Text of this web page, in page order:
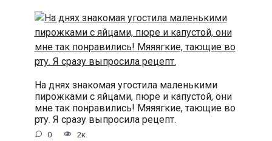
На днях знакомая угостила маленькими
пирожками с яйцами, пюре и капустой, они
мне так понравились! Мяяягкие, тающие во
рту. Я сразу выпросила рецепт.
0 2к.